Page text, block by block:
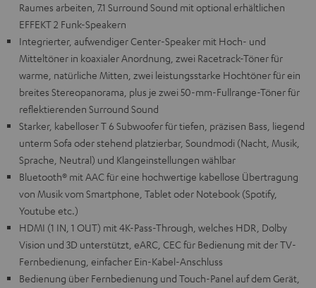
Raumes arbeiten, 7.1 Surround Sound mit optional erhältlichen
EFFEKT 2 Funk-Speakern
Integrierter, aufwendiger Center-Speaker mit Hoch- und
Mitteltöner in koaxialer Anordnung, zwei Racetrack-Töner für
warme, natürliche Mitten, zwei leistungsstarke Hochtöner für ein
breites Stereopanorama, plus je zwei 50-mm-Fullrange-Töner für
reflektierenden Surround Sound
Starker, kabelloser T 6 Subwoofer für tiefen, präzisen Bass, liegend
unterm Sofa oder stehend platzierbar, Soundmodi (Nacht, Musik,
Sprache, Neutral) und Klangeinstellungen wählbar
Bluetooth® mit AAC für eine hochwertige kabellose Übertragung
von Musik vom Smartphone, Tablet oder Notebook (Spotify,
Youtube etc.)
HDMI (1 IN, 1 OUT) mit 4K-Pass-Through, welches HDR, Dolby
Vision und 3D unterstützt, eARC, CEC für Bedienung mit der TV-
Fernbedienung, einfacher Ein-Kabel-Anschluss
Bedienung über Fernbedienung und Touch-Panel auf dem Gerät,